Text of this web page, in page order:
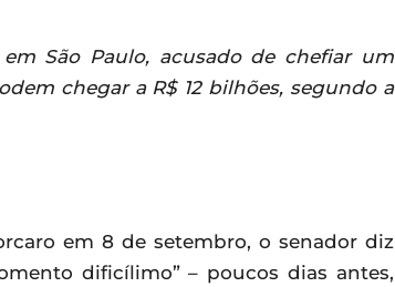
São Paulo, acusado de chefiar um
chegar a R$ 12 bilhões, segundo a
em 8 de setembro, o senador diz
dificílimo” – poucos dias antes,